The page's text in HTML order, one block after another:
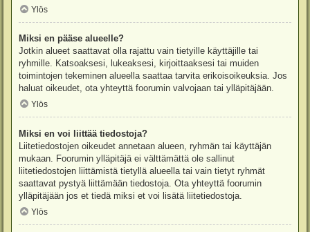
Ylös
Miksi en pääse alueelle?
Jotkin alueet saattavat olla rajattu vain tietyille käyttäjille tai
ryhmille. Katsoaksesi, lukeaksesi, kirjoittaaksesi tai muiden
toimintojen tekeminen alueella saattaa tarvita erikoisoikeuksia. Jos
haluat oikeudet, ota yhteyttä foorumin valvojaan tai ylläpitäjään.
Ylös
Miksi en voi liittää tiedostoja?
Liitetiedostojen oikeudet annetaan alueen, ryhmän tai käyttäjän
mukaan. Foorumin ylläpitäjä ei välttämättä ole sallinut
liitetiedostojen liittämistä tietyllä alueella tai vain tietyt ryhmät
saattavat pystyä liittämään tiedostoja. Ota yhteyttä foorumin
ylläpitäjään jos et tiedä miksi et voi lisätä liitetiedostoja.
Ylös